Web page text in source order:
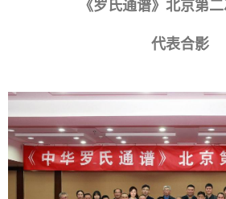
《罗氏通谱》北京第
代表合影